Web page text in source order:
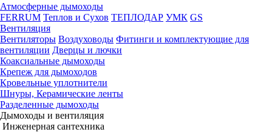
Атмосферные дымоходы
FERRUM Теплов и Сухов ТЕПЛОДАР УМК GS
Вентиляция
Вентиляторы Воздуховоды Фитинги и комплектующие для
вентиляции Дверцы и лючки
Коаксиальные дымоходы
Крепеж для дымоходов
Кровельные уплотнители
Шнуры, Керамические ленты
Разделенные дымоходы
Дымоходы и вентиляция
Инженерная сантехника